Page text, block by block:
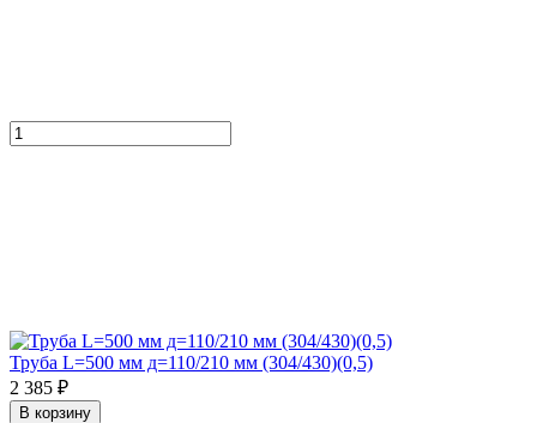
Труба L=500 мм д=110/210 мм (304/430)(0,5)
2 385 ₽
В корзину